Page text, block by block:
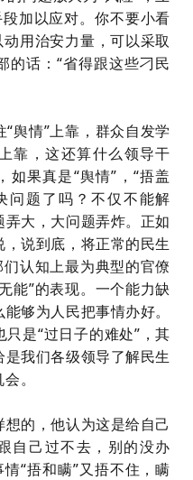
段加以应对。你不要小看
用治安力量，可以采取
的话：“省得跟这些刁民
舆情”上靠，群众自发学
靠，这还算什么领导干
如果真是“舆情”，“捂盖
问题了吗？不仅不能解
大，大问题弄炸。正如
说到底，将正常的民生
认知上最为典型的官僚
能”的表现。一个能力缺
够为人民把事情办好。
是“过日子的难处”，其
我们各级领导了解民生
。
的，他认为这是给自己
自己过不去，别的没办
“捂和瞒”又捂不住，瞒